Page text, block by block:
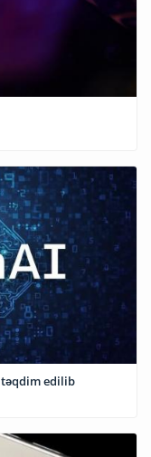
"ChatGPT Images" təsvir yaratma modeli təqdim edilib